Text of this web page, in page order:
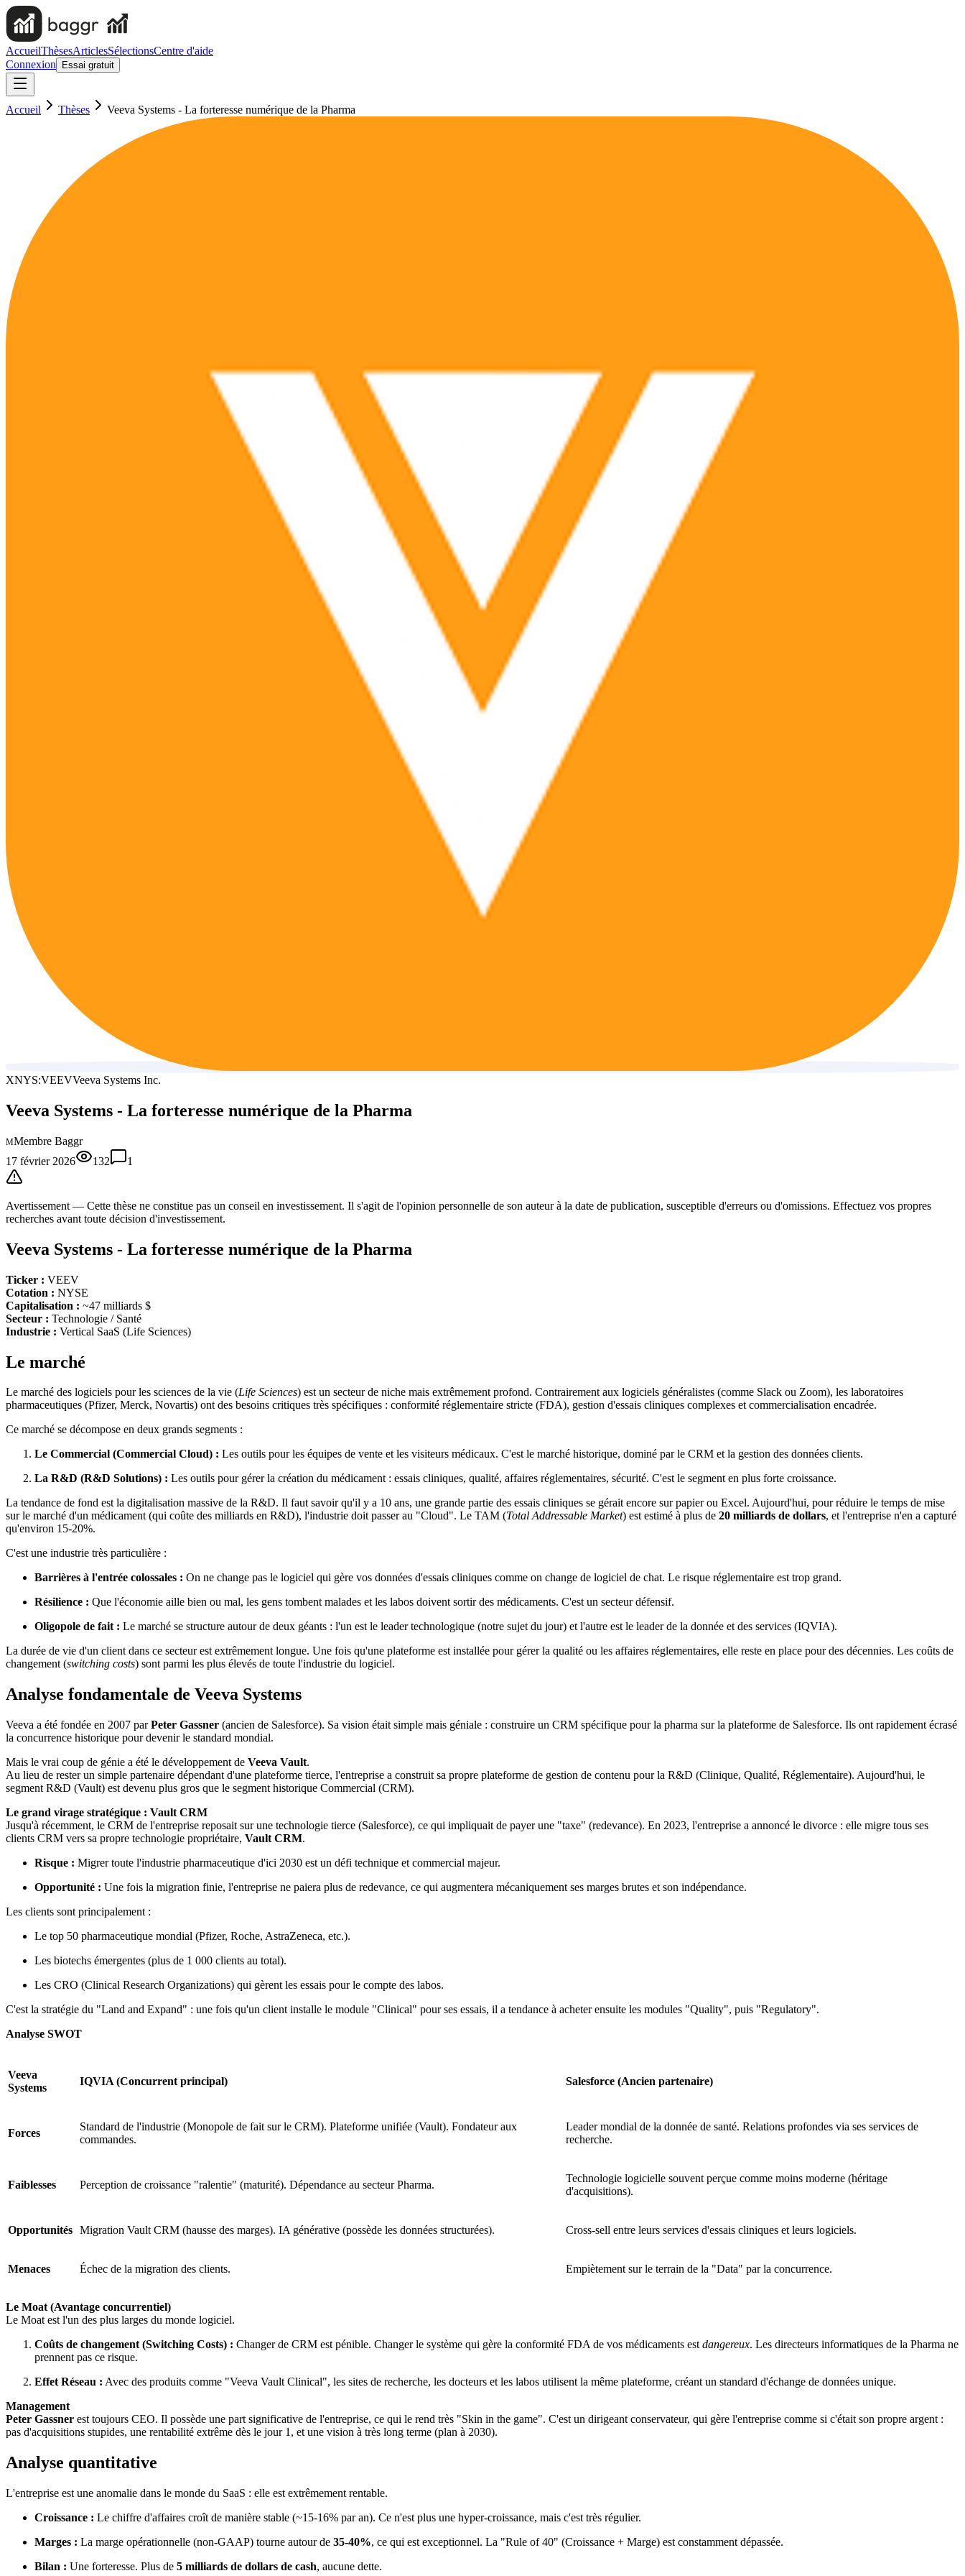
AccueilThèsesArticlesSélectionsCentre d'aide
Connexion
Essai gratuit
Accueil Thèses Veeva Systems - La forteresse numérique de la Pharma
XNYS:VEEVVeeva Systems Inc.
Veeva Systems - La forteresse numérique de la Pharma
MMembre Baggr
17 février 2026
132 1
Avertissement — Cette thèse ne constitue pas un conseil en investissement. Il s'agit de l'opinion personnelle de son auteur à la date de publication, susceptible d'erreurs ou d'omissions. Effectuez vos propres
recherches avant toute décision d'investissement.
Veeva Systems - La forteresse numérique de la Pharma
Ticker : VEEV
Cotation : NYSE
Capitalisation : ~47 milliards $
Secteur : Technologie / Santé
Industrie : Vertical SaaS (Life Sciences)
Le marché
Le marché des logiciels pour les sciences de la vie (Life Sciences) est un secteur de niche mais extrêmement profond. Contrairement aux logiciels généralistes (comme Slack ou Zoom), les laboratoires
pharmaceutiques (Pfizer, Merck, Novartis) ont des besoins critiques très spécifiques : conformité réglementaire stricte (FDA), gestion d'essais cliniques complexes et commercialisation encadrée.
Ce marché se décompose en deux grands segments :
Le Commercial (Commercial Cloud) : Les outils pour les équipes de vente et les visiteurs médicaux. C'est le marché historique, dominé par le CRM et la gestion des données clients.
La R&D (R&D Solutions) : Les outils pour gérer la création du médicament : essais cliniques, qualité, affaires réglementaires, sécurité. C'est le segment en plus forte croissance.
La tendance de fond est la digitalisation massive de la R&D. Il faut savoir qu'il y a 10 ans, une grande partie des essais cliniques se gérait encore sur papier ou Excel. Aujourd'hui, pour réduire le temps de mise
sur le marché d'un médicament (qui coûte des milliards en R&D), l'industrie doit passer au "Cloud". Le TAM (Total Addressable Market) est estimé à plus de 20 milliards de dollars, et l'entreprise n'en a capturé
qu'environ 15-20%.
C'est une industrie très particulière :
Barrières à l'entrée colossales : On ne change pas le logiciel qui gère vos données d'essais cliniques comme on change de logiciel de chat. Le risque réglementaire est trop grand.
Résilience : Que l'économie aille bien ou mal, les gens tombent malades et les labos doivent sortir des médicaments. C'est un secteur défensif.
Oligopole de fait : Le marché se structure autour de deux géants : l'un est le leader technologique (notre sujet du jour) et l'autre est le leader de la donnée et des services (IQVIA).
La durée de vie d'un client dans ce secteur est extrêmement longue. Une fois qu'une plateforme est installée pour gérer la qualité ou les affaires réglementaires, elle reste en place pour des décennies. Les coûts de
changement (switching costs) sont parmi les plus élevés de toute l'industrie du logiciel.
Analyse fondamentale de Veeva Systems
Veeva a été fondée en 2007 parPeter Gassner (ancien de Salesforce). Sa vision était simple mais géniale : construire un CRM spécifique pour la pharma sur la plateforme de Salesforce. Ils ont rapidement écrasé
la concurrence historique pour devenir le standard mondial.
Mais le vrai coup de génie a été le développement de Veeva Vault.
Au lieu de rester un simple partenaire dépendant d'une plateforme tierce, l'entreprise a construit sa propre plateforme de gestion de contenu pour la R&D (Clinique, Qualité, Réglementaire). Aujourd'hui, le
segment R&D (Vault) est devenu plus gros que le segment historique Commercial (CRM).
Le grand virage stratégique : Vault CRM
Jusqu'à récemment, le CRM de l'entreprise reposait sur une technologie tierce (Salesforce), ce qui impliquait de payer une "taxe" (redevance). En 2023, l'entreprise a annoncé le divorce : elle migre tous ses
clients CRM vers sa propre technologie propriétaire, Vault CRM.
Risque : Migrer toute l'industrie pharmaceutique d'ici 2030 est un défi technique et commercial majeur.
Opportunité : Une fois la migration finie, l'entreprise ne paiera plus de redevance, ce qui augmentera mécaniquement ses marges brutes et son indépendance.
Les clients sont principalement :
Le top 50 pharmaceutique mondial (Pfizer, Roche, AstraZeneca, etc.).
Les biotechs émergentes (plus de 1 000 clients au total).
Les CRO (Clinical Research Organizations) qui gèrent les essais pour le compte des labos.
C'est la stratégie du "Land and Expand" : une fois qu'un client installe le module "Clinical" pour ses essais, il a tendance à acheter ensuite les modules "Quality", puis "Regulatory".
Analyse SWOT
Veeva
Systems
IQVIA (Concurrent principal) Salesforce (Ancien partenaire)
Forces
Standard de l'industrie (Monopole de fait sur le CRM). Plateforme unifiée (Vault). Fondateur aux
commandes.
Leader mondial de la donnée de santé. Relations profondes via ses services de
recherche.
Faiblesses Perception de croissance "ralentie" (maturité). Dépendance au secteur Pharma.
Technologie logicielle souvent perçue comme moins moderne (héritage
d'acquisitions).
Opportunités Migration Vault CRM (hausse des marges). IA générative (possède les données structurées). Cross-sell entre leurs services d'essais cliniques et leurs logiciels.
Menaces Échec de la migration des clients. Empiètement sur le terrain de la "Data" par la concurrence.
Le Moat (Avantage concurrentiel)
Le Moat est l'un des plus larges du monde logiciel.
Coûts de changement (Switching Costs) : Changer de CRM est pénible. Changer le système qui gère la conformité FDA de vos médicaments est dangereux. Les directeurs informatiques de la Pharma ne
prennent pas ce risque.
Effet Réseau : Avec des produits comme "Veeva Vault Clinical", les sites de recherche, les docteurs et les labos utilisent la même plateforme, créant un standard d'échange de données unique.
Management
Peter Gassner est toujours CEO. Il possède une part significative de l'entreprise, ce qui le rend très "Skin in the game". C'est un dirigeant conservateur, qui gère l'entreprise comme si c'était son propre argent :
pas d'acquisitions stupides, une rentabilité extrême dès le jour 1, et une vision à très long terme (plan à 2030).
Analyse quantitative
L'entreprise est une anomalie dans le monde du SaaS : elle est extrêmement rentable.
Croissance : Le chiffre d'affaires croît de manière stable (~15-16% par an). Ce n'est plus une hyper-croissance, mais c'est très régulier.
Marges : La marge opérationnelle (non-GAAP) tourne autour de 35-40%, ce qui est exceptionnel. La "Rule of 40" (Croissance + Marge) est constamment dépassée.
Bilan : Une forteresse. Plus de 5 milliards de dollars de cash, aucune dette.